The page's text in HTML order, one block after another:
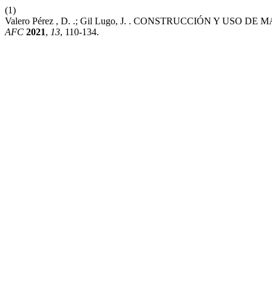
(1)
Valero Pérez , D. .; Gil Lugo, J. . CONSTRUCCIÓN Y USO
AFC 2021, 13, 110-134.